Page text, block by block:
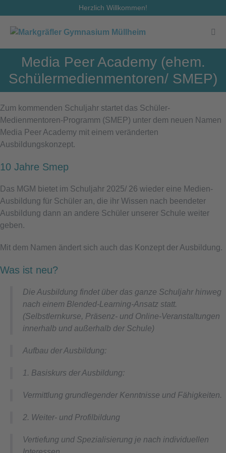
Inhalt
springen
Herzlich Willkommen!
Media Peer Academy (ehem.
Schülermedienmentoren/ SMEP)
Zum kommenden Schuljahr startet das Schüler-
Medienmentoren-Programm (SMEP) unter dem neuen Namen
Media Peer Academy mit einem veränderten
Ausbildungskonzept.
10 Jahre Smep
Das MGM bietet im Schuljahr 2025/ 26 wieder eine Medien-
Ausbildung für Schüler an, die ihr Wissen nach beendeter
Ausbildung dann an andere Schüler unserer Schule weiter
geben.
Mit dem Namen ändert sich auch das Konzept der Ausbildung.
Was ist neu?
Die Ausbildung findet über das ganze Schuljahr hinweg
nach einem Blended-Learning-Ansatz statt.
(Selbstlernkurse, Präsenz- und Online-Veranstaltungen
innerhalb und außerhalb der Schule)
Aufbau der Ausbildung:
1. Basiskurs der Ausbildung:
Vermittlung grundlegender Kenntnisse und Fähigkeiten.
2. Weiter- und Profilbildung
Vertiefung und Spezialisierung je nach individuellen